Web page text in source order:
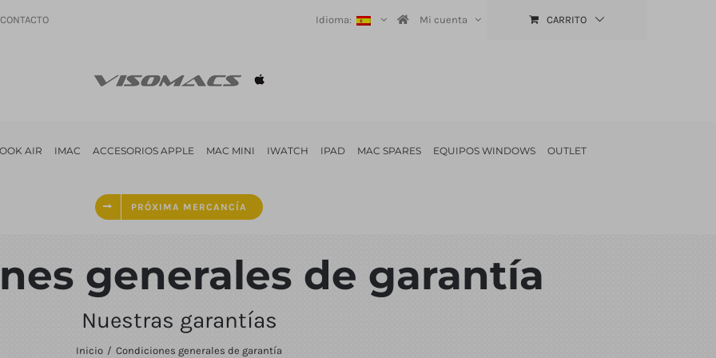
CONTACTO Idioma: Mi cuenta CARRITO
AIR IMAC ACCESORIOS APPLE MAC MINI IWATCH IPAD MAC SPARES EQUIPOS WINDOWS OUTLET
PRÓXIMA MERCANCÍA
generales de garantía
Nuestras garantías
Inicio Condiciones generales de garantía